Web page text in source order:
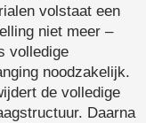
volstaat een
niet meer –
volledige
noodzakelijk.
de volledige
Daarna